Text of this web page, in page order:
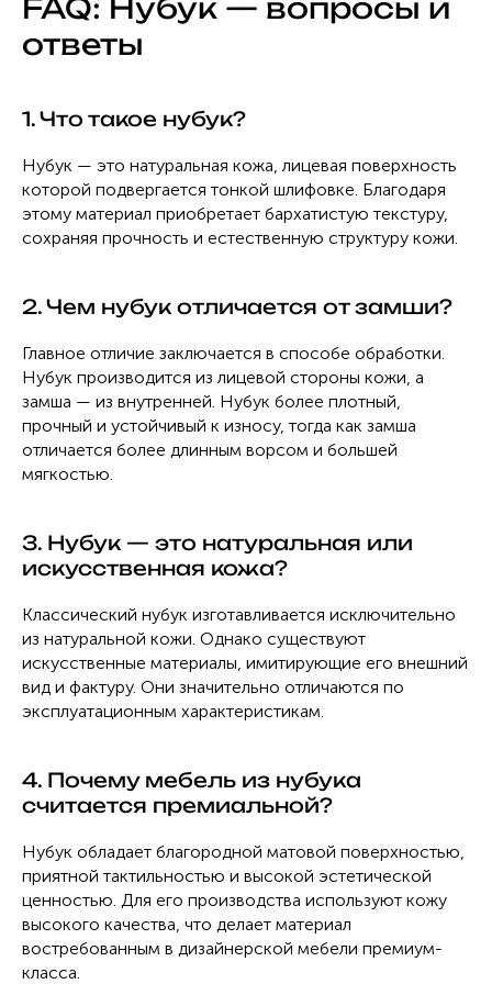
FAQ: Нубук — вопросы и
ответы
1. Что такое нубук?
Нубук — это натуральная кожа, лицевая поверхность
которой подвергается тонкой шлифовке. Благодаря
этому материал приобретает бархатистую текстуру,
сохраняя прочность и естественную структуру кожи.
2. Чем нубук отличается от замши?
Главное отличие заключается в способе обработки.
Нубук производится из лицевой стороны кожи, а
замша — из внутренней. Нубук более плотный,
прочный и устойчивый к износу, тогда как замша
отличается более длинным ворсом и большей
мягкостью.
3. Нубук — это натуральная или
искусственная кожа?
Классический нубук изготавливается исключительно
из натуральной кожи. Однако существуют
искусственные материалы, имитирующие его внешний
вид и фактуру. Они значительно отличаются по
эксплуатационным характеристикам.
4. Почему мебель из нубука
считается премиальной?
Нубук обладает благородной матовой поверхностью,
приятной тактильностью и высокой эстетической
ценностью. Для его производства используют кожу
высокого качества, что делает материал
востребованным в дизайнерской мебели премиум-
класса.